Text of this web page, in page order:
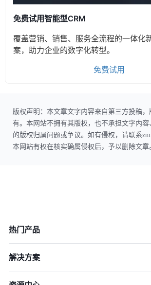
免费试用智能型CRM
覆盖营销、销售、服务全流程的一体化
案，助力企业的数字化转型。
免费试用
版权声明：本文章文字内容来自第三方投稿
有。本网站不拥有其版权，也不承担文字内
的版权归属问题或争议。如有侵权，请联系
本网站有权在核实确属侵权后，予以删除文章
热门产品
解决方案